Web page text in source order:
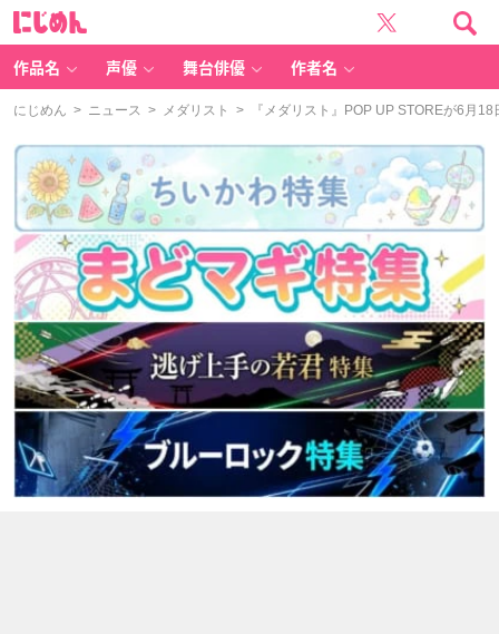
作品名 声優 舞台俳優 作者名
にじめん > ニュース > メダリスト > 『メダリスト』POP UP STOREが6月